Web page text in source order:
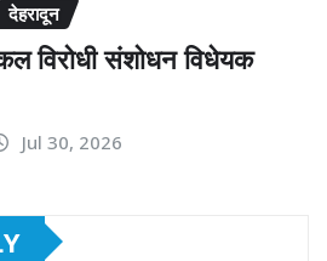
देहरादून
विरोधी संशोधन विधेयक
Jul 30, 2026